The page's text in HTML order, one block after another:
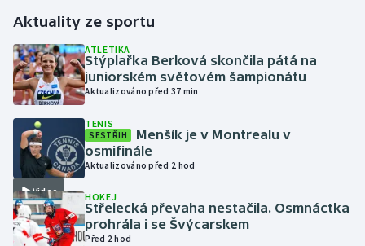
Golf
Gymnastika
Házená
Jezdectví
Judo
Krasobruslení
Aktuality ze sportu
ATLETIKA
Stýplařka Berková skončila pátá na
juniorském světovém šampionátu
Aktualizováno před 37 min
Video
TENIS
SESTŘIH
Menšík je v Montrealu v
osmifinále
Aktualizováno před 2 hod
HOKEJ
Střelecká převaha nestačila. Osmnáctka
prohrála i se Švýcarskem
Před 2 hod